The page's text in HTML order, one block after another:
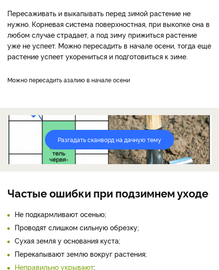
Пересаживать и выкапывать перед зимой растение не
нужно. Корневая система поверхностная, при выкопке она в
любом случае страдает, а под зиму прижиться растение
уже не успеет. Можно пересадить в начале осени, тогда еще
растение успеет укорениться и подготовиться к зиме.
Можно пересадить азалию в начале осени
Разгадать сканворд на дачную тему
Частые ошибки при подзимнем уходе
Не подкармливают осенью;
Проводят слишком сильную обрезку;
Сухая земля у основания куста;
Перекапывают землю вокруг растения;
Неправильно укрывают;